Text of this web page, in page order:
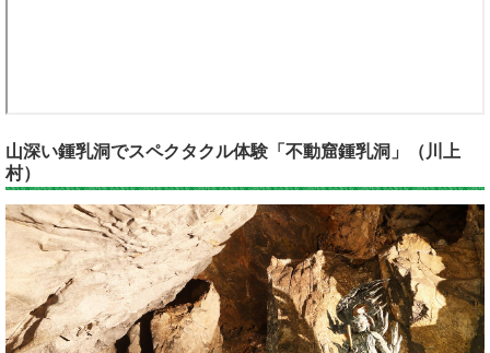
山深い鍾乳洞でスペクタクル体験「不動窟鍾乳洞」（川上
村）